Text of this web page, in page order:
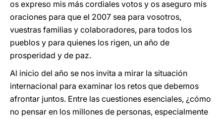
os expreso mis más cordiales votos y os aseguro mis
oraciones para que el 2007 sea para vosotros,
vuestras familias y colaboradores, para todos los
pueblos y para quienes los rigen, un año de
prosperidad y de paz.
Al inicio del año se nos invita a mirar la situación
internacional para examinar los retos que debemos
afrontar juntos. Entre las cuestiones esenciales, ¿cómo
no pensar en los millones de personas, especialmente